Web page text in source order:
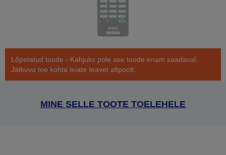
Lõpetatud toode - Kahjuks pole see toode enam saadaval.
Jätkuva toe kohta leiate teavet altpoolt.
MINE SELLE TOOTE TOELEHELE